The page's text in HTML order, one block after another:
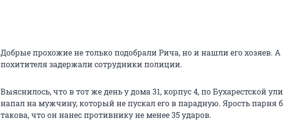
Добрые прохожие не только подобрали Рича, но и нашли его хозяев. А
похитителя задержали сотрудники полиции.
Выяснилось, что в тот же день у дома 31, корпус 4, по Бухарестской
напал на мужчину, который не пускал его в парадную. Ярость парня
такова, что он нанес противнику не менее 35 ударов.